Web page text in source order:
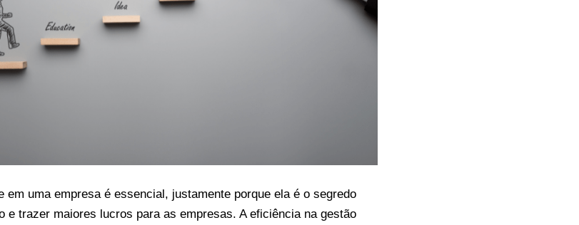
em uma empresa é essencial, justamente porque ela é o segredo
e trazer maiores lucros para as empresas. A eficiência na gestão